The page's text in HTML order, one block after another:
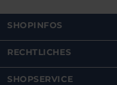
SHOPINFOS
RECHTLICHES
SHOPSERVICE